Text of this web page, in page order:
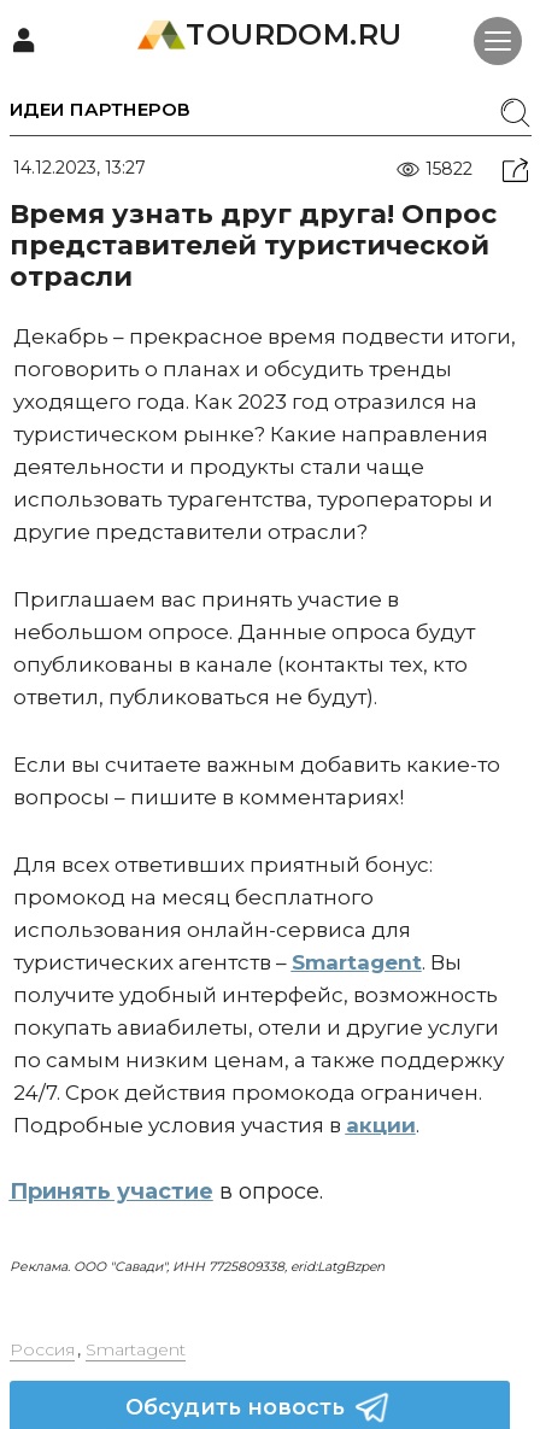
TOURDOM.RU
ИДЕИ ПАРТНЕРОВ
14.12.2023, 13:27 15822
Время узнать друг друга! Опрос
представителей туристической
отрасли
Декабрь – прекрасное время подвести итоги,
поговорить о планах и обсудить тренды
уходящего года. Как 2023 год отразился на
туристическом рынке? Какие направления
деятельности и продукты стали чаще
использовать турагентства, туроператоры и
другие представители отрасли?
Приглашаем вас принять участие в
небольшом опросе. Данные опроса будут
опубликованы в канале (контакты тех, кто
ответил, публиковаться не будут).
Если вы считаете важным добавить какие-то
вопросы – пишите в комментариях!
Для всех ответивших приятный бонус:
промокод на месяц бесплатного
использования онлайн-сервиса для
туристических агентств – Smartagent. Вы
получите удобный интерфейс, возможность
покупать авиабилеты, отели и другие услуги
по самым низким ценам, а также поддержку
24/7. Срок действия промокода ограничен.
Подробные условия участия в акции.
Принять участие в опросе.
Реклама. ООО "Савади", ИНН 7725809338, erid:LatgBzpen
Россия , Smartagent
Обсудить новость